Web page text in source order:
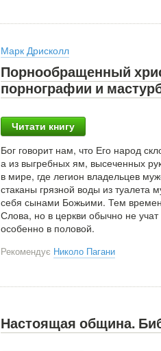
Марк Дрисколл
Порнообращенный
порнографии и
Читати книгу
Бог говорит нам, что Его народ
а из выгребных ям, высеченных
в мире, где легион владельцев
стаканы грязной воды из
себя сынами Божьими. Тем
Слова, но в церкви обычно не
особенно в половой.
Рекомендує Николо Пагани
Настоящая община.